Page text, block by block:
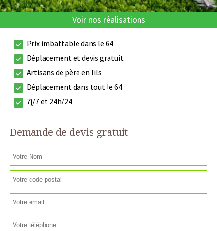
Voir nos réalisations
Prix imbattable dans le 64
Déplacement et devis gratuit
Artisans de père en fils
Déplacement dans tout le 64
7j/7 et 24h/24
Demande de devis gratuit